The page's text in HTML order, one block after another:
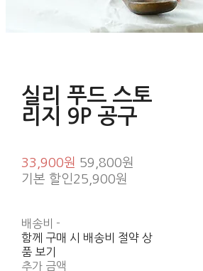
실리 푸드 스토
리지 9P 공구
33,900원 59,800원
기본 할인25,900원
배송비 -
함께 구매 시 배송비 절약 상
품 보기
추가 금액